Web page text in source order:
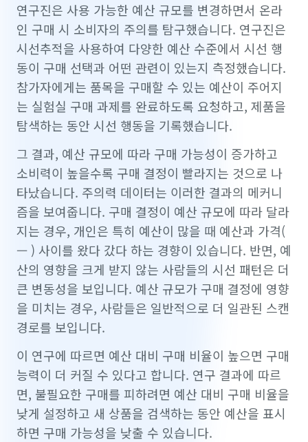
연구진은 사용 가능한 예산 규모를 변경하면서 온라
인 구매 시 소비자의 주의를 탐구했습니다. 연구진은
시선추적을 사용하여 다양한 예산 수준에서 시선 행
동이 구매 선택과 어떤 관련이 있는지 측정했습니다.
참가자에게는 품목을 구매할 수 있는 예산이 주어지
는 실험실 구매 과제를 완료하도록 요청하고, 제품을
탐색하는 동안 시선 행동을 기록했습니다.
그 결과, 예산 규모에 따라 구매 가능성이 증가하고
소비력이 높을수록 구매 결정이 빨라지는 것으로 나
타났습니다. 주의력 데이터는 이러한 결과의 메커니
즘을 보여줍니다. 구매 결정이 예산 규모에 따라 달라
지는 경우, 개인은 특히 예산이 많을 때 예산과 가격(
— ) 사이를 왔다 갔다 하는 경향이 있습니다. 반면, 예
산의 영향을 크게 받지 않는 사람들의 시선 패턴은 더
큰 변동성을 보입니다. 예산 규모가 구매 결정에 영향
을 미치는 경우, 사람들은 일반적으로 더 일관된 스캔
경로를 보입니다.
이 연구에 따르면 예산 대비 구매 비율이 높으면 구매
능력이 더 커질 수 있다고 합니다. 연구 결과에 따르
면, 불필요한 구매를 피하려면 예산 대비 구매 비율을
낮게 설정하고 새 상품을 검색하는 동안 예산을 표시
하면 구매 가능성을 낮출 수 있습니다.